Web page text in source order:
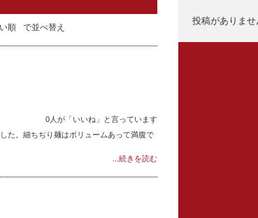
順 で並べ替え
0人が「いいね」と言っています
た。細ちぢり麺はボリュームあって満腹で
...続きを読む
投稿がありませ